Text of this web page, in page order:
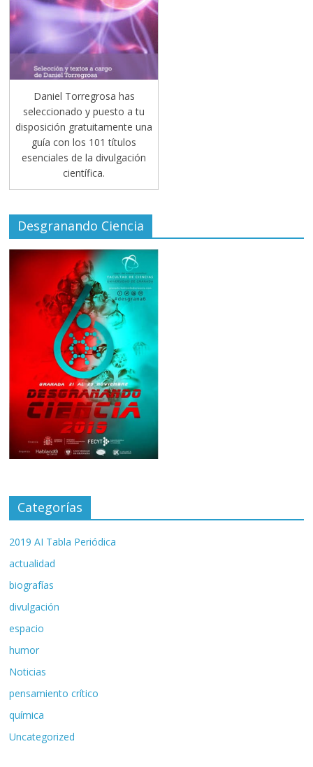
Daniel Torregrosa has
seleccionado y puesto a tu
disposición gratuitamente una
guía con los 101 títulos
esenciales de la divulgación
científica.
Desgranando Ciencia
Categorías
2019 AI Tabla Periódica
actualidad
biografías
divulgación
espacio
humor
Noticias
pensamiento crítico
química
Uncategorized